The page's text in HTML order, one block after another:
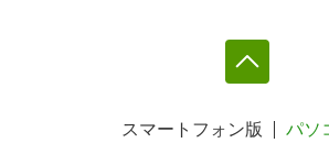
スマートフォン版 パソ